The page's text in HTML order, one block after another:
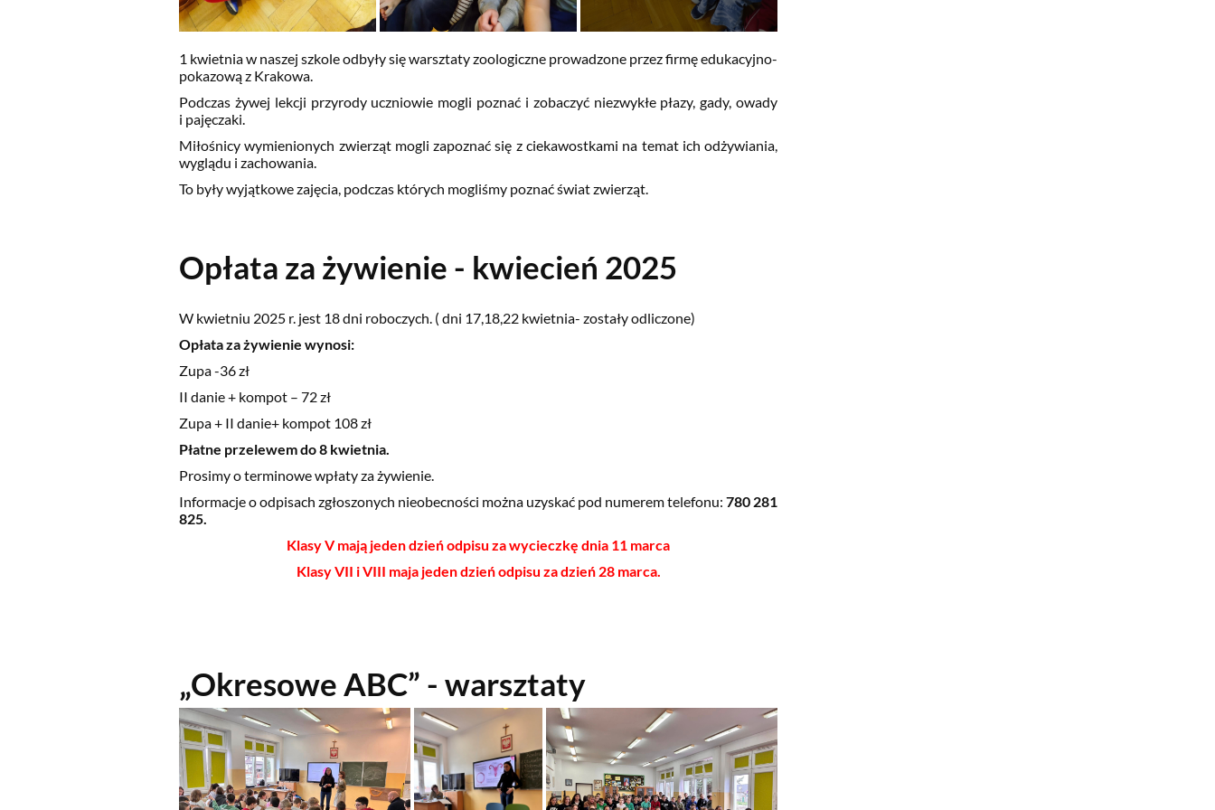
1 kwietnia w naszej szkole odbyły się warsztaty zoologiczne prowadzone przez firmę edukacyjno-
pokazową z Krakowa.
Podczas żywej lekcji przyrody uczniowie mogli poznać i zobaczyć niezwykłe płazy, gady, owady
i pajęczaki.
Miłośnicy wymienionych zwierząt mogli zapoznać się z ciekawostkami na temat ich odżywiania,
wyglądu i zachowania.
To były wyjątkowe zajęcia, podczas których mogliśmy poznać świat zwierząt.
Opłata za żywienie - kwiecień 2025
W kwietniu 2025 r. jest 18 dni roboczych. ( dni 17,18,22 kwietnia- zostały odliczone)
Opłata za żywienie wynosi:
Zupa -36 zł
II danie + kompot – 72 zł
Zupa + II danie+ kompot 108 zł
Płatne przelewem do 8 kwietnia.
Prosimy o terminowe wpłaty za żywienie.
Informacje o odpisach zgłoszonych nieobecności można uzyskać pod numerem telefonu:780 281
825.
Klasy V mają jeden dzień odpisu za wycieczkę dnia 11 marca
Klasy VII i VIII maja jeden dzień odpisu za dzień 28 marca.
„Okresowe ABC” - warsztaty